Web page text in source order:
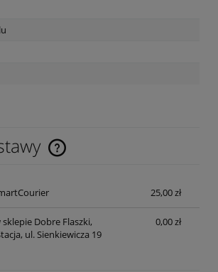
kosztów płatności
25,00 zł
Dobre Flaszki,
ul. Sienkiewicza 19
0,00 zł